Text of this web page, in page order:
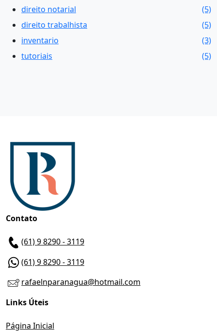
direito notarial
(5)
direito trabalhista
(5)
inventario
(3)
tutoriais
(5)
Contato
(61) 9 8290 - 3119
(61) 9 8290 - 3119
rafaelnparanagua@hotmail.com
Links Úteis
Página Inicial